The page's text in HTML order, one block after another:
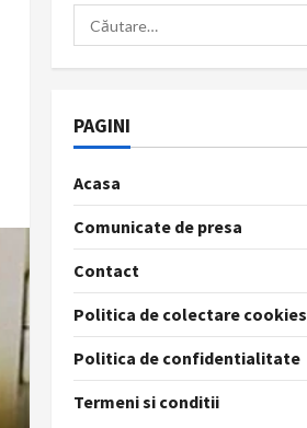
Caută
după:
PAGINI
Acasa
Comunicate de presa
Contact
Politica de colectare cookies
Politica de confidentialitate
Termeni si conditii